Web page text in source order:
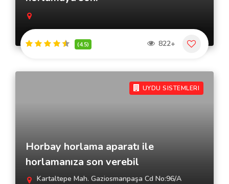
(4.5) 822+
UYDU SISTEMLERI
Horbay horlama aparatı ile
horlamanıza son verebil
Kartaltepe Mah. Gaziosmanpaşa Cd No:96/A